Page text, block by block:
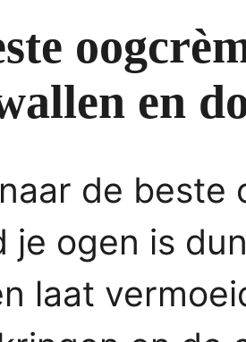
en
de beste
je ogen is
laat